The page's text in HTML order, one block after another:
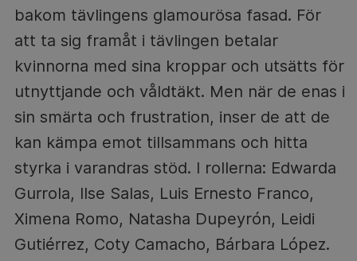
bakom tävlingens glamourösa fasad. För
att ta sig framåt i tävlingen betalar
kvinnorna med sina kroppar och utsätts för
utnyttjande och våldtäkt. Men när de enas i
sin smärta och frustration, inser de att de
kan kämpa emot tillsammans och hitta
styrka i varandras stöd. I rollerna: Edwarda
Gurrola, Ilse Salas, Luis Ernesto Franco,
Ximena Romo, Natasha Dupeyrón, Leidi
Gutiérrez, Coty Camacho, Bárbara López.